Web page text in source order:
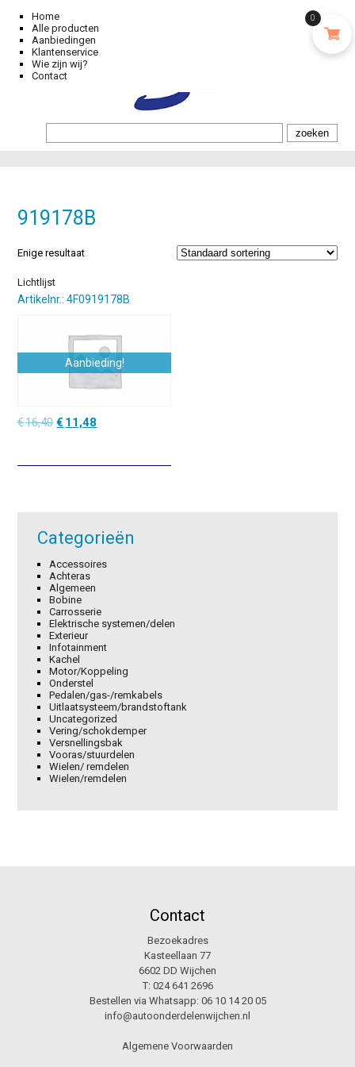
Home
Alle producten
Aanbiedingen
Klantenservice
Wie zijn wij?
Contact
919178B
Enige resultaat
Lichtlijst
Artikelnr.: 4F0919178B
Aanbieding!
€16,40Oorspronkelijke
€16,40.
€ 11,48
€11,48.
Categorieën
Accessoires
Achteras
Algemeen
Bobine
Carrosserie
Elektrische systemen/delen
Exterieur
Infotainment
Kachel
Motor/Koppeling
Onderstel
Pedalen/gas-/remkabels
Uitlaatsysteem/brandstoftank
Uncategorized
Vering/schokdemper
Versnellingsbak
Vooras/stuurdelen
Wielen/ remdelen
Wielen/remdelen
Contact
Bezoekadres
Kasteellaan 77
6602 DD Wijchen
T: 024 641 2696
Bestellen via Whatsapp: 06 10 14 20 05
info@autoonderdelenwijchen.nl
Algemene Voorwaarden
0